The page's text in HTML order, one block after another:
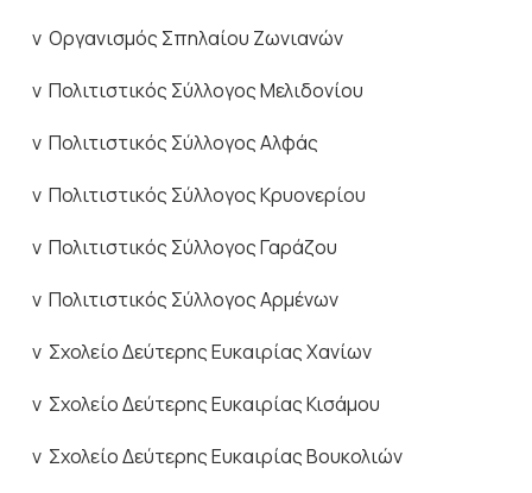
v Οργανισμός Σπηλαίου Ζωνιανών
v Πολιτιστικός Σύλλογος Μελιδονίου
v Πολιτιστικός Σύλλογος Αλφάς
v Πολιτιστικός Σύλλογος Κρυονερίου
v Πολιτιστικός Σύλλογος Γαράζου
v Πολιτιστικός Σύλλογος Αρμένων
v Σχολείο Δεύτερης Ευκαιρίας Χανίων
v Σχολείο Δεύτερης Ευκαιρίας Κισάμου
v Σχολείο Δεύτερης Ευκαιρίας Βουκολιών